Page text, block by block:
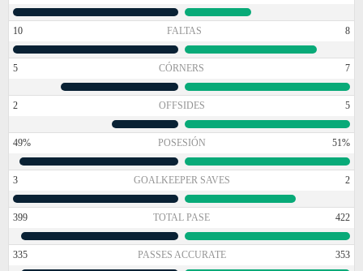
10 FALTAS 8
5 CÓRNERS 7
2 OFFSIDES 5
49% POSESIÓN 51%
3 GOALKEEPER SAVES 2
399 TOTAL PASE 422
335 PASSES ACCURATE 353